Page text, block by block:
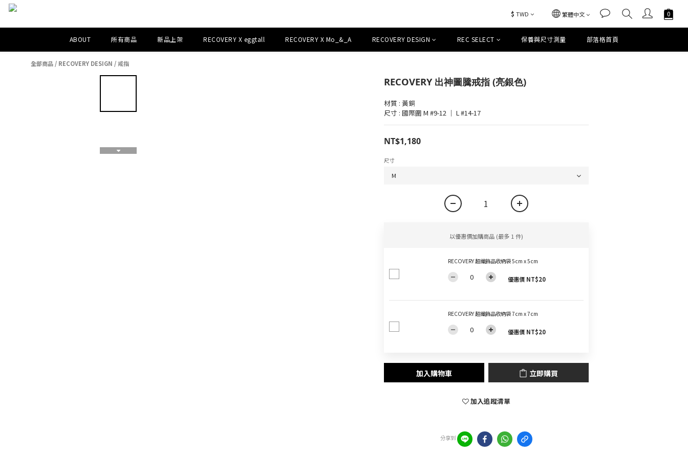
$ TWD 繁體中文
ABOUT 所有商品 新品上架 RECOVERY X eggtall RECOVERY X Mo_&_A RECOVERY DESIGN REC SELECT 保養與尺寸測量 部落格首頁
全部商品 / RECOVERY DESIGN /戒指
RECOVERY 出神圖騰戒指 (亮銀色)
材質 : 黃銅
尺寸 : 國際圍 M #9-12 ｜ L #14-17
NT$1,180
尺寸
以優惠價加購商品 (最多 1 件)
RECOVERY 超纖飾品收納袋 5cm x 5cm
優惠價 NT$20
RECOVERY 超纖飾品收納袋 7cm x 7cm
優惠價 NT$20
加入購物車 立即購買
加入追蹤清單
分享到